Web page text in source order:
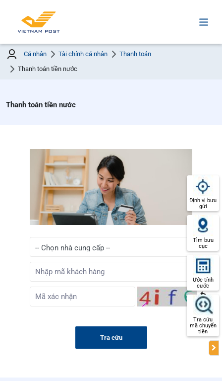
Cá nhân Tài chính cá nhân
Thanh toán
Thanh toán tiền nước
Thanh toán tiền nước
Tra cứu
Định vị bưu
gửi
Tìm bưu
cục
Ước tính
cước
Tra cứu
mã chuyển
tiền